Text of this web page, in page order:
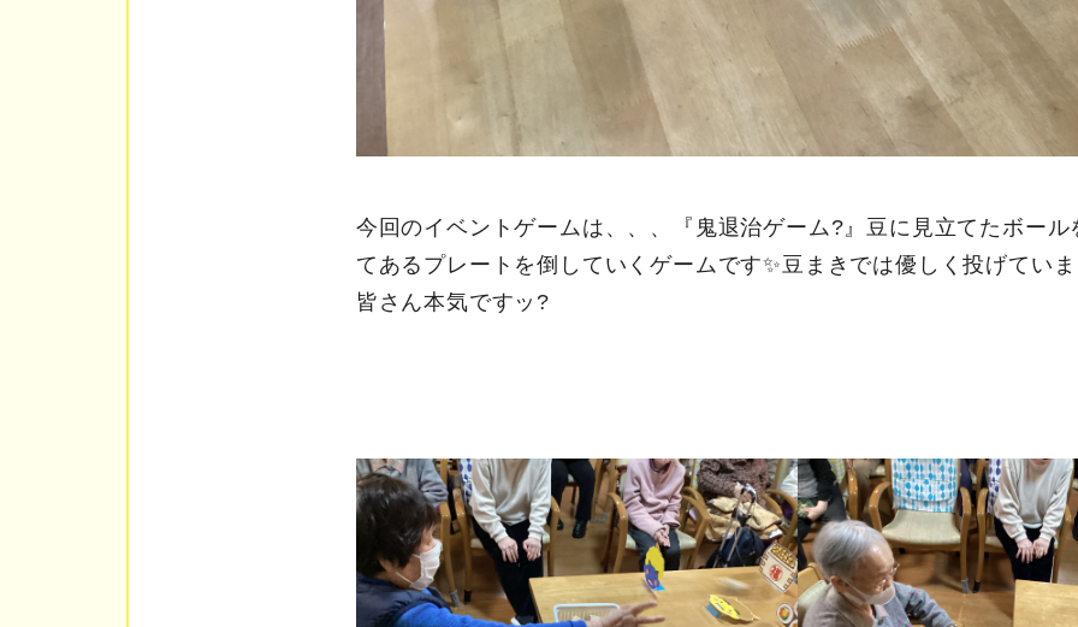
今回のイベントゲームは、、、『鬼退治ゲーム?』豆に見立てたボー
てあるプレートを倒していくゲームです✨豆まきでは優しく投げてい
皆さん本気ですッ?